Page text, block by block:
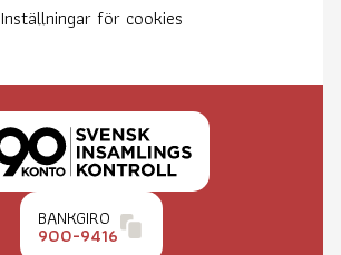
Inställningar för cookies
BANKGIRO
900-9416